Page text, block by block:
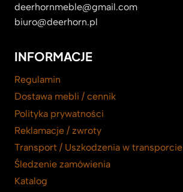
deerhornmeble@gmail.com
biuro@deerhorn.pl
INFORMACJE
Regulamin
Dostawa mebli / cennik
Polityka prywatności
Reklamacje / zwroty
Transport / Uszkodzenia w transporcie
Śledzenie zamówienia
Katalog